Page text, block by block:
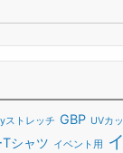
ストレッチ GBP UVカ
シャツ イベント用